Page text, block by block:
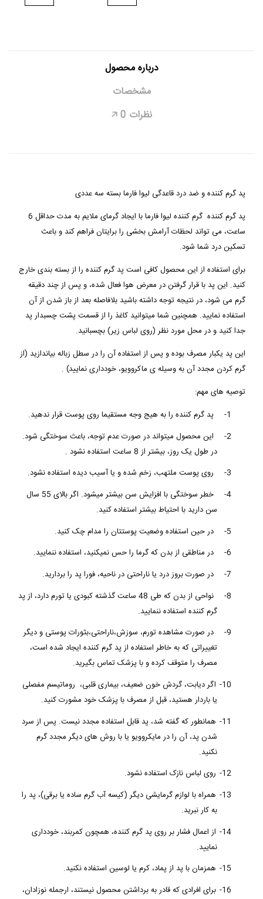
درباره محصول
مشخصات
نظرات 0
🡥
پد گرم کننده و ضد درد قاعدگی لیوا فارما بسته سه عددی
پد گرم کننده
گرم کننده لیوا فارما با ایجاد گرمای ملایم به مدت حداقل 6
ساعت، می تواند لحظات آرامش بخشی را برایتان فراهم کند و باعث
تسکین درد شما شود.
برای استفاده از این محصول کافی است پد گرم کننده را از بسته بندی خارج
کنید. این پد با قرار گرفتن در معرض هوا فعال شده، و پس از چند دقیقه
گرم می شود، در نتیجه توجه داشته باشید بلافاصله بعد از باز شدن از آن
استفاده نمایید. همچنین شما میتوانید کاغذ را از قسمت پشت چسبدار پد
جدا کنید و در محل مورد نظر (روی لباس زیر) بچسبانید.
این پد یکبار مصرف بوده و پس از استفاده آن را در سطل زباله بیاندازید (از
گرم کردن مجدد آن به وسیله ی ماکروویو، خودداری نمایید) .
توصیه های مهم:
1-
پد گرم کننده را به هیج وجه مستقیما روی پوست قرار ندهید.
2-
این محصول میتواند در صورت عدم توجه، باعث سوختگی شود.
در طول یک روز، بیشتر از 8 ساعت استفاده نشود .
3-
روی پوست ملتهب، زخم شده و یا آسیب دیده استفاده نشود.
4-
خطر سوختگی با افزایش سن بیشتر میشود. اگر بالای 55 سال
سن دارید با احتیاط بیشتر استفاده کنید.
5-
در حین استفاده وضعیت پوستتان را مدام چک کنید.
6-
در مناطقی از بدن که گرما را حس نمیکنید، استفاده ننمایید.
7-
در صورت بروز درد یا ناراحتی در ناحیه، فورا پد را بردارید.
8-
نواحی از بدن که طی 48 ساعت گذشته کبودی یا تورم دارد، از پد
گرم کننده استفاده ننمایید.
9-
در صورت مشاهده تورم، سوزش،ناراحتی،بثورات پوستی و دیگر
تغییراتی که به خاطر استفاده از پد گرم کننده ایجاد شده است،
مصرف را متوقف کرده و با پزشک تماس بگیرید.
10- اگر دیابت، گردش خون ضعیف، بیماری قلبی، روماتیسم مفصلی
یا باردار هستید، قبل از مصرف با پزشک خود مشورت کنید.
11- همانطور که گفته شد، پد قابل استفاده مجدد نیست. پس از سرد
شدن پد، آن را در مایکروویو یا با روش های دیگر مجدد گرم
نکنید.
12- روی لباس نازک استفاده نشود.
13- همراه با لوازم گرمایشی دیگر (کیسه آب گرم ساده یا برقی)، پد را
به کار نبرید.
14- از اعمال فشار بر روی پد گرم کننده، همچون کمربند، خودداری
نمایید.
15- همزمان با پد از پماد، کرم یا لوسین استفاده نکنید.
16- برای افرادی که قادر به برداشتن محصول نیستند، ارجمله نوزادان،